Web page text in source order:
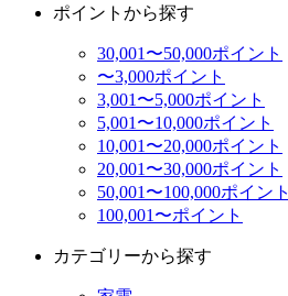
ポイントから探す
30,001〜50,000ポイント
〜3,000ポイント
3,001〜5,000ポイント
5,001〜10,000ポイント
10,001〜20,000ポイント
20,001〜30,000ポイント
50,001〜100,000ポイント
100,001〜ポイント
カテゴリーから探す